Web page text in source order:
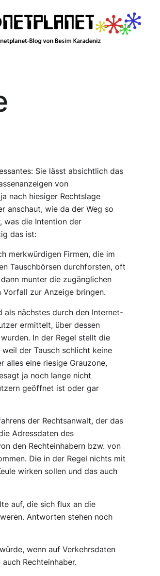
Sie lässt absichtlich das
von
nach hiesiger Rechtslage
anschaut, wie da der Weg so
was die Intention der
das ist:
merkwürdigen Firmen, die im
Tauschbörsen durchforsten, oft
munter die zugänglichen
Vorfall zur Anzeige bringen.
als nächstes durch den Internet-
ermittelt, über dessen
In der Regel stellt die
der Tausch schlicht keine
alles eine riesige Grauzone,
ja noch lange nicht
geöffnet ist oder gar
der Rechtsanwalt, der das
Adressdaten des
den Rechteinhabern bzw. von
Die in der Regel nichts mit
wirken sollen und das auch
auf, die sich flux an die
Antworten stehen noch
wenn auf Verkehrsdaten
Rechteinhaber.